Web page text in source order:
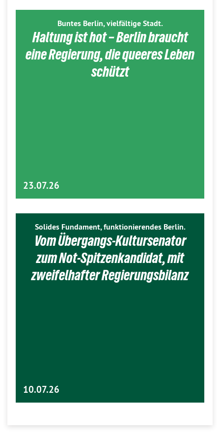
Buntes Berlin, vielfältige Stadt.
Haltung ist hot – Berlin braucht
eine Regierung, die queeres Leben
schützt
23.07.26
Solides Fundament, funktionierendes Berlin.
Vom Übergangs-Kultursenator
zum Not-Spitzenkandidat, mit
zweifelhafter Regierungsbilanz
10.07.26